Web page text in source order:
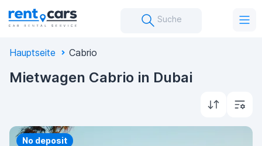
Suche
Hauptseite Cabrio
Mietwagen Cabrio in Dubai
Priority
No deposit